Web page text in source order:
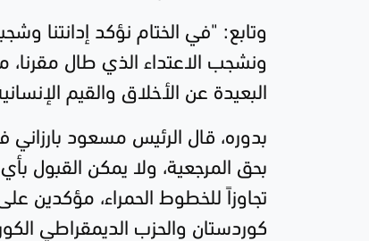
وتابع: "في الختام نؤكد إدانتنا
ونشجب الاعتداء الذي طال مقرنا،
البعيدة عن الأخلاق والقيم
بدوره، قال الرئيس مسعود
بحق المرجعية، ولا يمكن القبول
تجاوزاً للخطوط الحمراء،
كوردستان والحزب الديمقراطي